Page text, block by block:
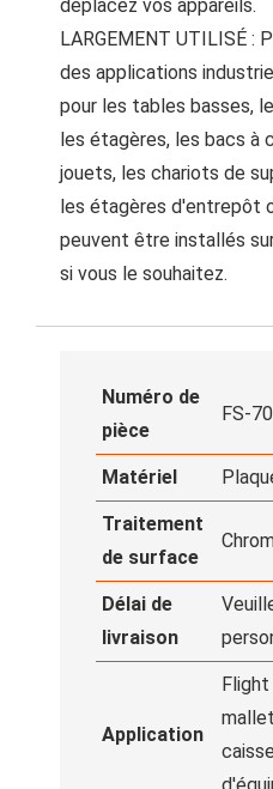
déplacez vos appareils.
LARGEMENT UTILISÉ :
des applications
pour les tables basses,
les étagères, les bacs à
jouets, les chariots de
les étagères d'entrepôt
peuvent être installés
si vous le souhaitez.
Numéro de
pièce
FS-
Matériel
Traitement
de surface
Délai de
livraison
Application
Flight